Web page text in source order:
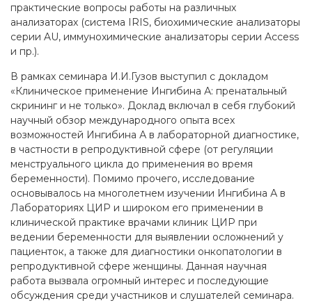
практические вопросы работы на различных
анализаторах (система IRIS, биохимические анализаторы
серии AU, иммунохимические анализаторы серии Access
и пр.).
В рамках семинара И.И.Гузов выступил с докладом
«Клиническое применение Ингибина А: пренатальный
скрининг и не только». Доклад включал в себя глубокий
научный обзор международного опыта всех
возможностей Ингибина А в лабораторной диагностике,
в частности в репродуктивной сфере (от регуляции
менструального цикла до применения во время
беременности). Помимо прочего, исследование
основывалось на многолетнем изучении Ингибина А в
Лабораториях ЦИР и широком его применении в
клинической практике врачами клиник ЦИР при
ведении беременности для выявлении осложнений у
пациенток, а также для диагностики онкопатологии в
репродуктивной сфере женщины. Данная научная
работа вызвала огромный интерес и последующие
обсуждения среди участников и слушателей семинара.